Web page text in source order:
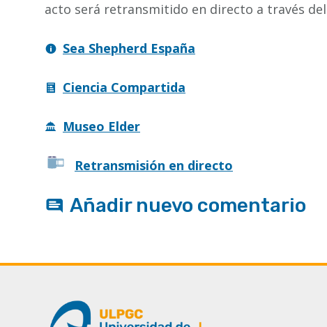
acto será retransmitido en directo a través del
Sea Shepherd España
Ciencia Compartida
Museo Elder
Retransmisión en directo
Añadir nuevo comentario